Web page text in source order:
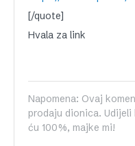
[/quote]
Hvala za link
Napomena: Ovaj
prodaju dionica.
ću 100%, majke mi!